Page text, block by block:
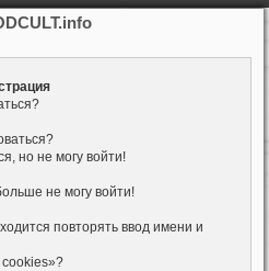
но не могу войти!
не могу войти!
повторять ввод имени и